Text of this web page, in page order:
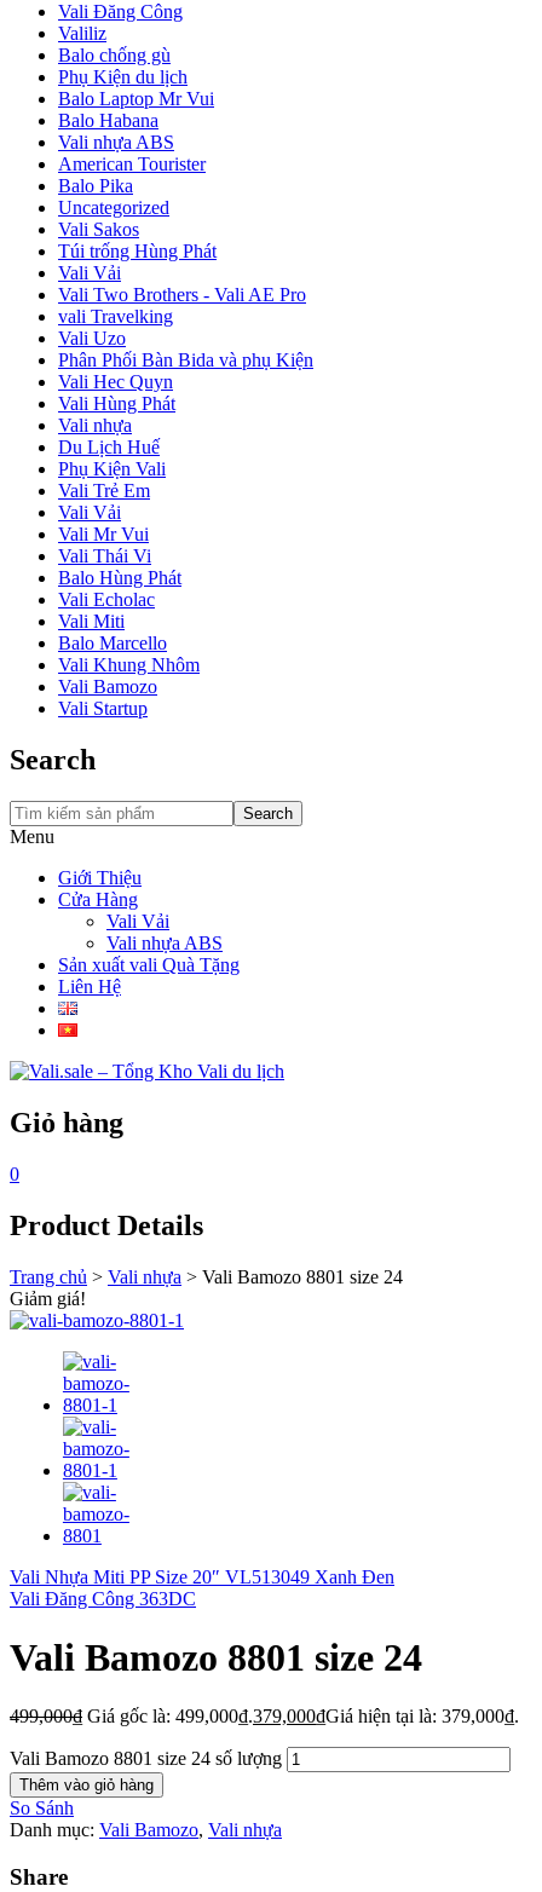
Vali Đăng Công
Valiliz
Balo chống gù
Phụ Kiện du lịch
Balo Laptop Mr Vui
Balo Habana
Vali nhựa ABS
American Tourister
Balo Pika
Uncategorized
Vali Sakos
Túi trống Hùng Phát
Vali Vải
Vali Two Brothers - Vali AE Pro
vali Travelking
Vali Uzo
Phân Phối Bàn Bida và phụ Kiện
Vali Hec Quyn
Vali Hùng Phát
Vali nhựa
Du Lịch Huế
Phụ Kiện Vali
Vali Trẻ Em
Vali Vải
Vali Mr Vui
Vali Thái Vi
Balo Hùng Phát
Vali Echolac
Vali Miti
Balo Marcello
Vali Khung Nhôm
Vali Bamozo
Vali Startup
Search
Search
Menu
Giới Thiệu
Cửa Hàng
Vali Vải
Vali nhựa ABS
Sản xuất vali Quà Tặng
Liên Hệ
Giỏ hàng
0
Product Details
Trang chủ > Vali nhựa > Vali Bamozo 8801 size 24
Giảm giá!
Vali Nhựa Miti PP Size 20″ VL513049 Xanh Đen
Vali Đăng Công 363DC
Vali Bamozo 8801 size 24
499,000₫ Giá gốc là: 499,000₫.379,000₫Giá hiện tại là: 379,000₫.
Vali Bamozo 8801 size 24 số lượng
Thêm vào giỏ hàng
So Sánh
Danh mục: Vali Bamozo, Vali nhựa
Share